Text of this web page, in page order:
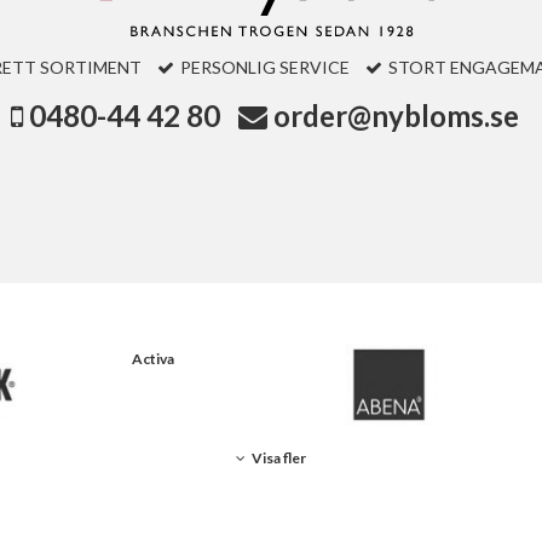
SORTIMENT PERSONLIG SERVICE STORT
0480-44 42 80 order@nybloms.se
Activa
Visa fler